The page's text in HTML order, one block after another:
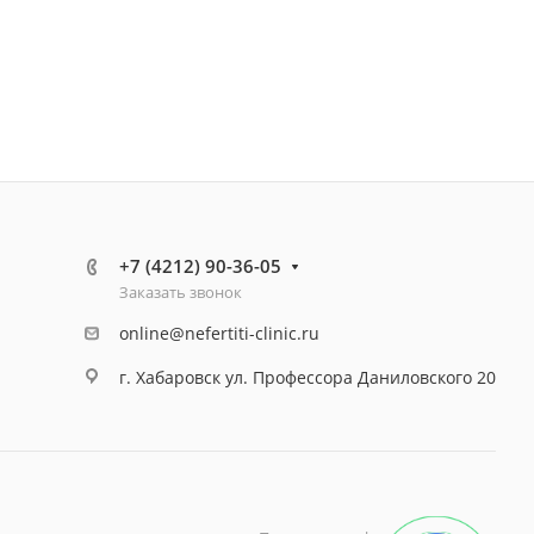
+7 (4212) 90-36-05
Заказать звонок
online@nefertiti-clinic.ru
г. Хабаровск ул. Профессора Даниловского 20